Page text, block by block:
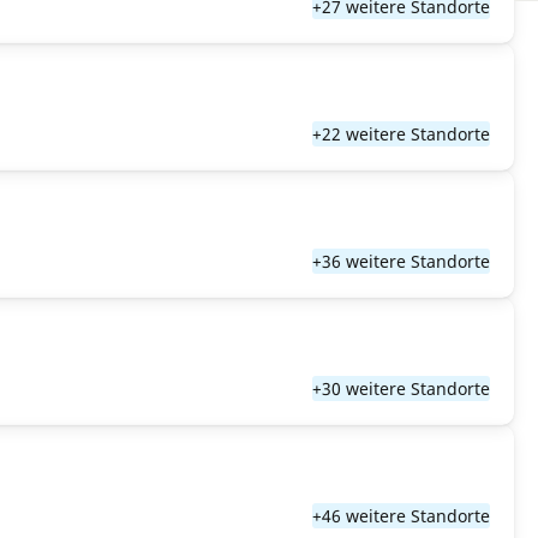
+27 weitere Standorte
+22 weitere Standorte
+36 weitere Standorte
+30 weitere Standorte
+46 weitere Standorte